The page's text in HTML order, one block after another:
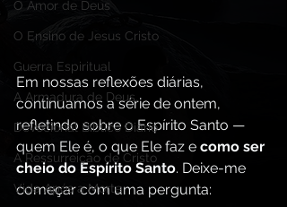
O Amor de Deus
O Ensino de Jesus Cristo
Guerra Espiritual
A Armadura de Deus,
Devocional Bíblico Diário
A Ressurreição de Cristo
Vida Após a Morte
Em nossas reflexões diárias,
continuamos a série de ontem,
refletindo sobre o Espírito Santo —
quem Ele é, o que Ele faz e como ser
cheio do Espírito Santo. Deixe-me
começar com uma pergunta: